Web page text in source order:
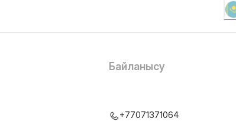
Байланысу
+77071371064